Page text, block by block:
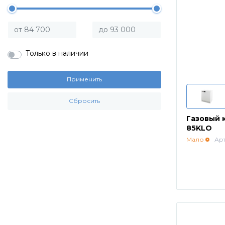
Только в наличии
Применить
Сбросить
Газовый
85KLO
Мало